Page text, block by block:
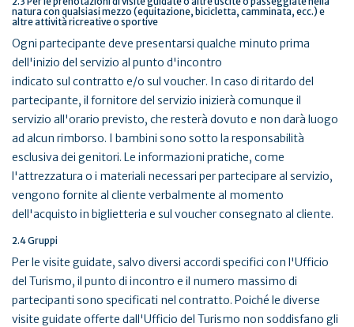
natura con qualsiasi mezzo (equitazione, bicicletta, camminata, ecc.) e
altre attività ricreative o sportive
Ogni partecipante deve presentarsi qualche minuto prima
dell'inizio del servizio al punto d'incontro
indicato sul contratto e/o sul voucher. In caso di ritardo del
partecipante, il fornitore del servizio inizierà comunque il
servizio all'orario previsto, che resterà dovuto e non darà luogo
ad alcun rimborso. I bambini sono sotto la responsabilità
esclusiva dei genitori. Le informazioni pratiche, come
l'attrezzatura o i materiali necessari per partecipare al servizio,
vengono fornite al cliente verbalmente al momento
dell'acquisto in biglietteria e sul voucher consegnato al cliente.
2.4 Gruppi
Per le visite guidate, salvo diversi accordi specifici con l'Ufficio
del Turismo, il punto di incontro e il numero massimo di
partecipanti sono specificati nel contratto. Poiché le diverse
visite guidate offerte dall'Ufficio del Turismo non soddisfano gli